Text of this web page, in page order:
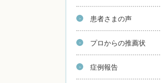
患者さまの声
プロからの推薦状
症例報告